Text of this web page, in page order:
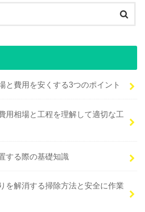
と費用を安くする3つのポイント
用相場と工程を理解して適切な工
する際の基礎知識
を解消する掃除方法と安全に作業